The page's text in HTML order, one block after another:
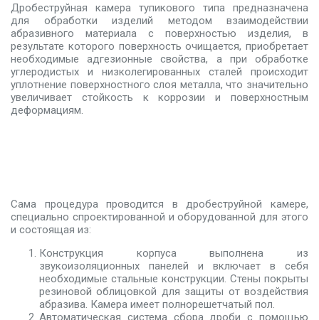
Дробеструйная камера тупикового типа предназначена
для обработки изделий методом взаимодействии
абразивного материала с поверхностью изделия, в
результате которого поверхность очищается, приобретает
необходимые адгезионные свойства, а при обработке
углеродистых и низколегированных сталей происходит
уплотнение поверхностного слоя металла, что значительно
увеличивает стойкость к коррозии и поверхностным
деформациям.
Сама процедура проводится в дробеструйной камере,
специально спроектированной и оборудованной для этого
и состоящая из:
Конструкция корпуса выполнена из
звукоизоляционных панелей и включает в себя
необходимые стальные конструкции. Стены покрыты
резиновой облицовкой для защиты от воздействия
абразива. Камера имеет полнорешетчатый пол.
Автоматическая система сбора дроби с помощью